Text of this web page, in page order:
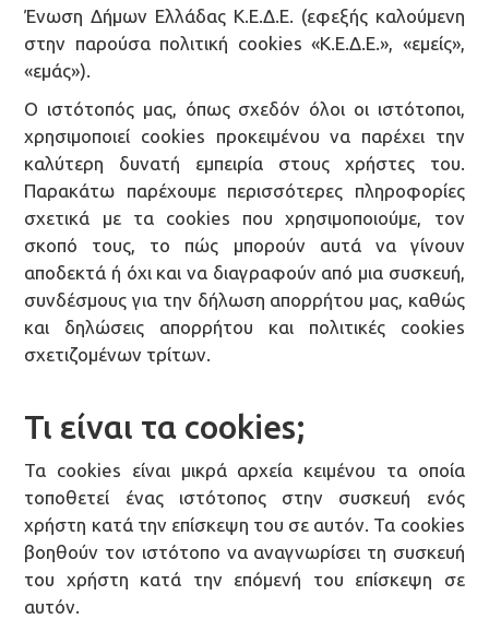
Ένωση Δήμων Ελλάδας Κ.Ε.Δ.Ε. (εφεξής καλούμενη
στην παρούσα πολιτική cookies «Κ.Ε.Δ.Ε.», «εμείς»,
«εμάς»).
Ο ιστότοπός μας, όπως σχεδόν όλοι οι ιστότοποι,
χρησιμοποιεί cookies προκειμένου να παρέχει την
καλύτερη δυνατή εμπειρία στους χρήστες του.
Παρακάτω παρέχουμε περισσότερες πληροφορίες
σχετικά με τα cookies που χρησιμοποιούμε, τον
σκοπό τους, το πώς μπορούν αυτά να γίνουν
αποδεκτά ή όχι και να διαγραφούν από μια συσκευή,
συνδέσμους για την δήλωση απορρήτου μας, καθώς
και δηλώσεις απορρήτου και πολιτικές cookies
σχετιζομένων τρίτων.
Τι είναι τα cookies;
Τα cookies είναι μικρά αρχεία κειμένου τα οποία
τοποθετεί ένας ιστότοπος στην συσκευή ενός
χρήστη κατά την επίσκεψη του σε αυτόν. Τα cookies
βοηθούν τον ιστότοπο να αναγνωρίσει τη συσκευή
του χρήστη κατά την επόμενή του επίσκεψη σε
αυτόν.